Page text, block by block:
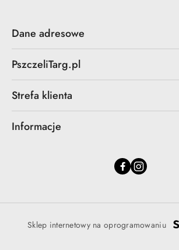
Dane adresowe
PszczeliTarg.pl
Strefa klienta
Informacje
Sklep internetowy na oprogramowaniu